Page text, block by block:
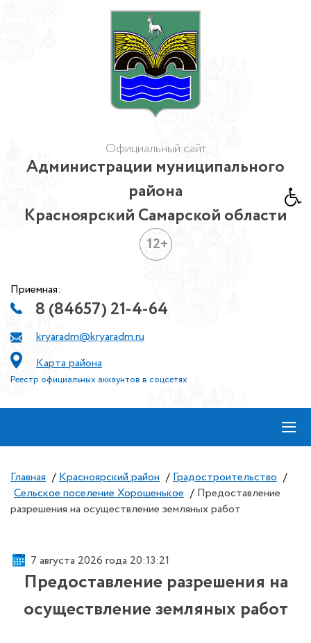
Официальный сайт
Администрации муниципального
района
Красноярский Самарской области
12+
Приемная:
8 (84657) 21-4-64
kryaradm@kryaradm.ru
Карта района
Реестр официальных аккаунтов в соцсетях
≡
Главная / Красноярский район / Градостроительство /
Сельское поселение Хорошенькое / Предоставление
разрешения на осуществление земляных работ
7 августа 2026 года 20:13:21
Предоставление разрешения на
осуществление земляных работ